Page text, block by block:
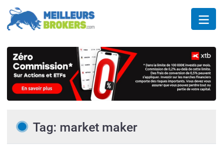
Tag: market maker